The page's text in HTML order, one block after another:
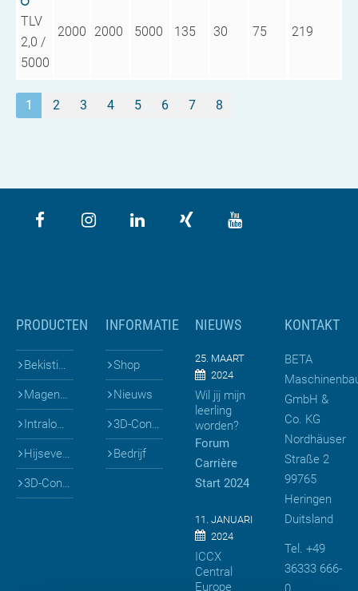
TLV
2,0 /
5000
2000 2000 5000 135 30 75 219
1 2 3 4 5 6 7 8
PRODUCTEN
Bekistingen voor prefab
Mageneten & Bekistingen
Intralogistiek
Hijsevenaars
3D-Configuratoren
INFORMATIE
Shop
Nieuws
3D-Configuratoren
Bedrijf
NIEUWS
25. MAART
2024
Wil jij mijn
leerling
worden?
Forum
Carrière
Start 2024
11. JANUARI
2024
ICCX
Central
Europe
KONTAKT
BETA
GmbH &
Co. KG
Nordhäuser
Straße 2
99765
Heringen
Duitsland
Tel. +49
36333 666-